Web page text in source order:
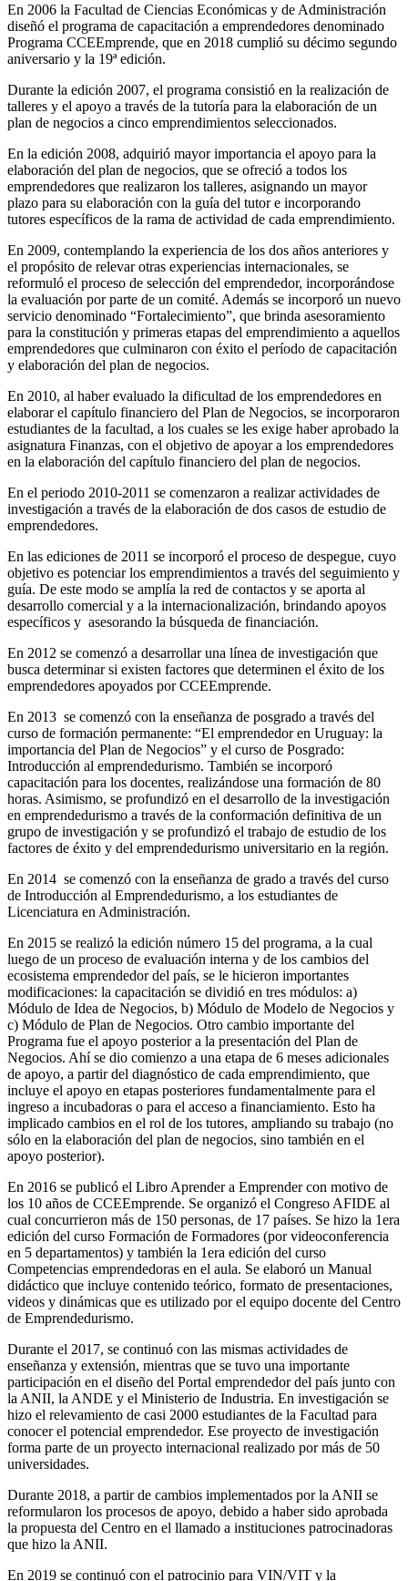
En 2006 la Facultad de Ciencias Económicas y de Administración
diseñó el programa de capacitación a emprendedores denominado
Programa CCEEmprende, que en 2018 cumplió su décimo segundo
aniversario y la 19ª edición.
Durante la edición 2007, el programa consistió en la realización de
talleres y el apoyo a través de la tutoría para la elaboración de un
plan de negocios a cinco emprendimientos seleccionados.
En la edición 2008, adquirió mayor importancia el apoyo para la
elaboración del plan de negocios, que se ofreció a todos los
emprendedores que realizaron los talleres, asignando un mayor
plazo para su elaboración con la guía del tutor e incorporando
tutores específicos de la rama de actividad de cada emprendimiento.
En 2009, contemplando la experiencia de los dos años anteriores y
el propósito de relevar otras experiencias internacionales, se
reformuló el proceso de selección del emprendedor, incorporándose
la evaluación por parte de un comité. Además se incorporó un nuevo
servicio denominado “Fortalecimiento”, que brinda asesoramiento
para la constitución y primeras etapas del emprendimiento a aquellos
emprendedores que culminaron con éxito el período de capacitación
y elaboración del plan de negocios.
En 2010, al haber evaluado la dificultad de los emprendedores en
elaborar el capítulo financiero del Plan de Negocios, se incorporaron
estudiantes de la facultad, a los cuales se les exige haber aprobado la
asignatura Finanzas, con el objetivo de apoyar a los emprendedores
en la elaboración del capítulo financiero del plan de negocios.
En el periodo 2010-2011 se comenzaron a realizar actividades de
investigación a través de la elaboración de dos casos de estudio de
emprendedores.
En las ediciones de 2011 se incorporó el proceso de despegue, cuyo
objetivo es potenciar los emprendimientos a través del seguimiento y
guía. De este modo se amplía la red de contactos y se aporta al
desarrollo comercial y a la internacionalización, brindando apoyos
específicos y asesorando la búsqueda de financiación.
En 2012 se comenzó a desarrollar una línea de investigación que
busca determinar si existen factores que determinen el éxito de los
emprendedores apoyados por CCEEmprende.
En 2013 se comenzó con la enseñanza de posgrado a través del
curso de formación permanente: “El emprendedor en Uruguay: la
importancia del Plan de Negocios” y el curso de Posgrado:
Introducción al emprendedurismo. También se incorporó
capacitación para los docentes, realizándose una formación de 80
horas. Asimismo, se profundizó en el desarrollo de la investigación
en emprendedurismo a través de la conformación definitiva de un
grupo de investigación y se profundizó el trabajo de estudio de los
factores de éxito y del emprendedurismo universitario en la región.
En 2014 se comenzó con la enseñanza de grado a través del curso
de Introducción al Emprendedurismo, a los estudiantes de
Licenciatura en Administración.
En 2015 se realizó la edición número 15 del programa, a la cual
luego de un proceso de evaluación interna y de los cambios del
ecosistema emprendedor del país, se le hicieron importantes
modificaciones: la capacitación se dividió en tres módulos: a)
Módulo de Idea de Negocios, b) Módulo de Modelo de Negocios y
c) Módulo de Plan de Negocios. Otro cambio importante del
Programa fue el apoyo posterior a la presentación del Plan de
Negocios. Ahí se dio comienzo a una etapa de 6 meses adicionales
de apoyo, a partir del diagnóstico de cada emprendimiento, que
incluye el apoyo en etapas posteriores fundamentalmente para el
ingreso a incubadoras o para el acceso a financiamiento. Esto ha
implicado cambios en el rol de los tutores, ampliando su trabajo (no
sólo en la elaboración del plan de negocios, sino también en el
apoyo posterior).
En 2016 se publicó el Libro Aprender a Emprender con motivo de
los 10 años de CCEEmprende. Se organizó el Congreso AFIDE al
cual concurrieron más de 150 personas, de 17 países. Se hizo la 1era
edición del curso Formación de Formadores (por videoconferencia
en 5 departamentos) y también la 1era edición del curso
Competencias emprendedoras en el aula. Se elaboró un Manual
didáctico que incluye contenido teórico, formato de presentaciones,
videos y dinámicas que es utilizado por el equipo docente del Centro
de Emprendedurismo.
Durante el 2017, se continuó con las mismas actividades de
enseñanza y extensión, mientras que se tuvo una importante
participación en el diseño del Portal emprendedor del país junto con
la ANII, la ANDE y el Ministerio de Industria. En investigación se
hizo el relevamiento de casi 2000 estudiantes de la Facultad para
conocer el potencial emprendedor. Ese proyecto de investigación
forma parte de un proyecto internacional realizado por más de 50
universidades.
Durante 2018, a partir de cambios implementados por la ANII se
reformularon los procesos de apoyo, debido a haber sido aprobada
la propuesta del Centro en el llamado a instituciones patrocinadoras
que hizo la ANII.
En 2019 se continuó con el patrocinio para VIN/VIT y la